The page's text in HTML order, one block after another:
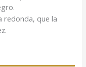
redonda, que la